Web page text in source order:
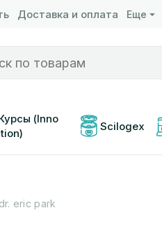
Доставка и оплата Еще
(Inno
Scilogex
eric park